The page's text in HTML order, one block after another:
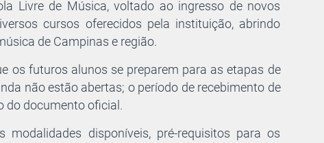
Livre de Música, voltado ao ingresso de novos
cursos oferecidos pela instituição, abrindo
de Campinas e região.
os futuros alunos se preparem para as etapas de
não estão abertas; o período de recebimento de
do documento oficial.
disponíveis, pré-requisitos para os